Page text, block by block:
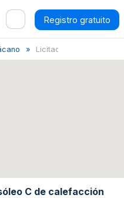
Registro gratuito
Licitación de Sumini...
C de calefacción